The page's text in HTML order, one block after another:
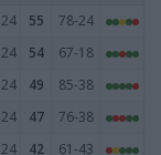
24 55
78-24
24 54
67-18
24 49
85-38
24 47
76-38
24 42
61-43